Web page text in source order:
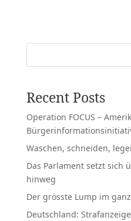
Recent Posts
Operation FOCUS –
Waschen, schneiden,
Das Parlament setzt sich
hinweg
Der grösste Lump im
Deutschland: